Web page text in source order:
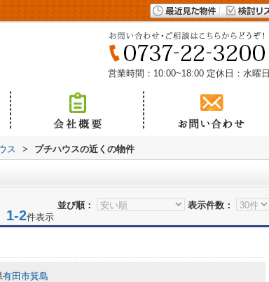
営業時間：10:00~18:00 定休日：水曜日
ス > プチハウスの近くの物件
並び順： 表示件数：
2件表示
有田市箕島